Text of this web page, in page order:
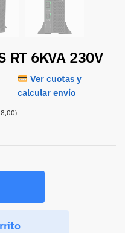
RT 6KVA 230V
)
Ver cuotas y
calcular envío